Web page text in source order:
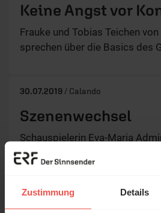
Zustimmung Details
Keine Angst vor
Frauke und Tobias Teichen
sprechen über die Basics des
30.07.2019 / Calando
Szenenwechsel
Schauspielerin Eva-Maria
schwierigen Zeiten in ihrem
neuen Freiheit, die sie gefunden